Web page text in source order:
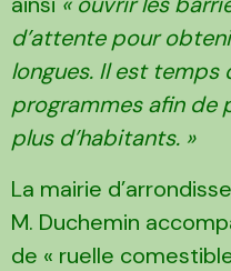
d’attente pour
longues. Il est temps
programmes afin de
plus d’habitants. »
La mairie
M. Duchemin
de « ruelle